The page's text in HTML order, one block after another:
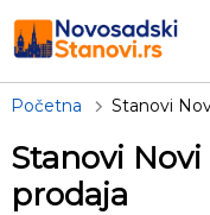
Početna Stanovi
Stanovi
prodaja